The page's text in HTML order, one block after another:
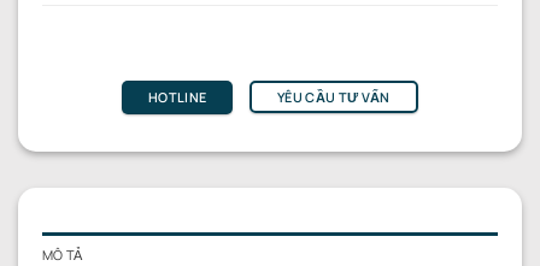
HOTLINE YÊU CẦU TƯ VẤN
MÔ TẢ